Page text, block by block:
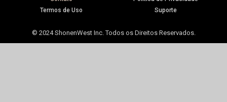
Termos de Uso
Suporte
© 2024 ShonenWest Inc. Todos os Direitos Reservados.